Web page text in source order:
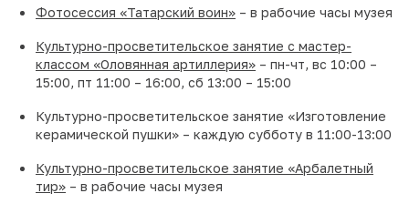
Фотосессия «Татарский воин» – в рабочие часы музея
Культурно-просветительское занятие с мастер-
классом «Оловянная артиллерия» – пн-чт, вс 10:00 –
15:00, пт 11:00 – 16:00, сб 13:00 – 15:00
Культурно-просветительское занятие «Изготовление
керамической пушки» – каждую субботу в 11:00-13:00
Культурно-просветительское занятие «Арбалетный
тир» – в рабочие часы музея